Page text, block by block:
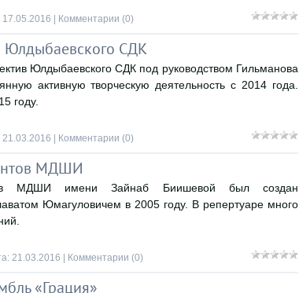
17.05.2016 Комментарии (0)
Юлдыбаевского СДК
Юлдыбаевского СДК под руководством Гильманова
активную творческую деятельность с 2014 года.
году.
21.03.2016 Комментарии (0)
МДШИ
МДШИ имени Зайнаб Биишевой был создан
Юмагуловичем в 2005 году. В репертуаре много
21.03.2016 Комментарии (0)
«Грация»